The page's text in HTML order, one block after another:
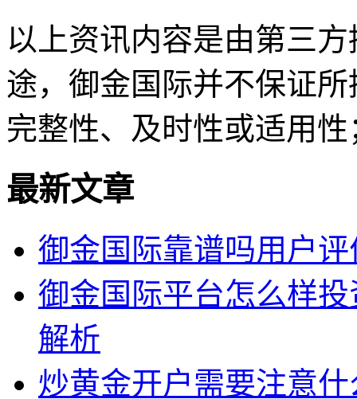
以上资讯内容是由第三
途，御金国际并不保证
完整性、及时性或适用
最新文章
御金国际靠谱吗用户
御金国际平台怎么样
解析
炒黄金开户需要注意